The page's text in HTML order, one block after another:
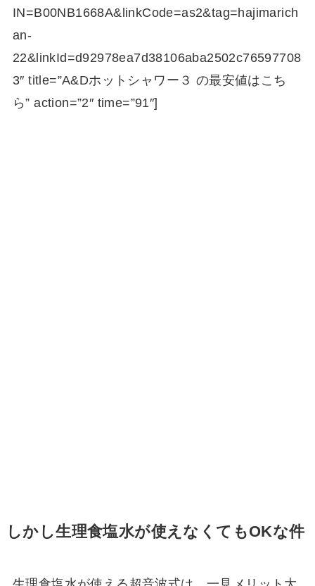
IN=B00NB1668A&linkCode=as2&tag=hajimarich
an-
22&linkId=d92978ea7d38106aba2502c76597708
3″ title=”A&Dホットシャワー３ の最安値はこち
ら” action=”2″ time=”91″]
しかし生理食塩水が使えなくてもOKな件